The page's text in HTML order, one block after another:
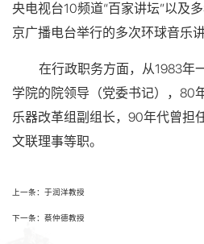
央电视台10频道“百家讲坛”以及
京广播电台举行的多次环球音乐讲
在行政职务方面，从1983年
学院的院领导（党委书记），80
乐器改革组副组长，90年代曾担
文联理事等职。
上一条：于润洋教授
下一条：蔡仲德教授